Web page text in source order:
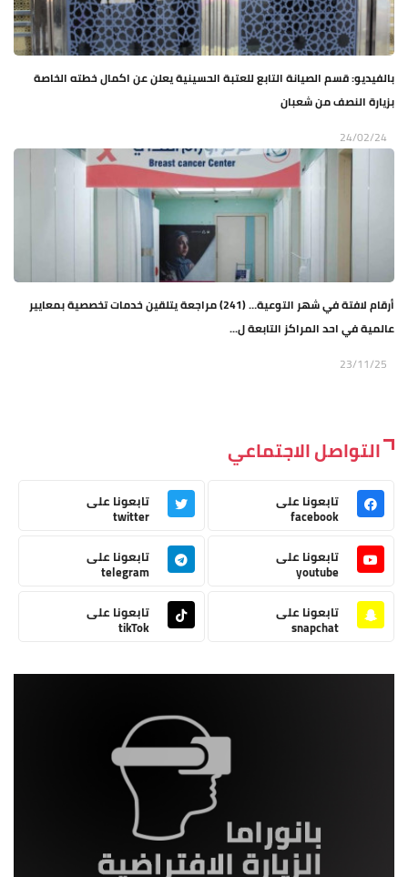
بالفيديو: قسم الصيانة التابع للعتبة الحسينية يعلن عن اكمال خطته الخاصة
بزيارة النصف من شعبان
24/02/24
أرقام لافتة في شهر التوعية… (241) مراجعة يتلقين خدمات تخصصية بمعايير
عالمية في احد المراكز التابعة ل...
23/11/25
التواصل الاجتماعي
تابعونا على
facebook
تابعونا على
twitter
تابعونا على
youtube
تابعونا على
telegram
تابعونا على
snapchat
تابعونا على
tikTok